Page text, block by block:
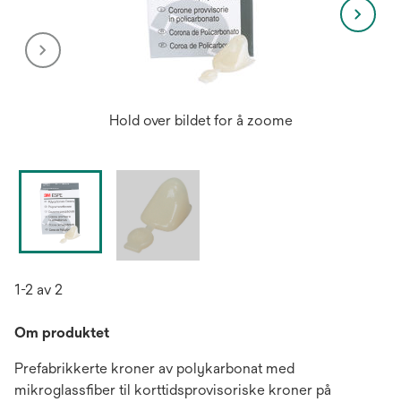
Hold over bildet for å zoome
1-2 av 2
Om produktet
Prefabrikkerte kroner av polykarbonat med
mikroglassfiber til korttidsprovisoriske kroner på